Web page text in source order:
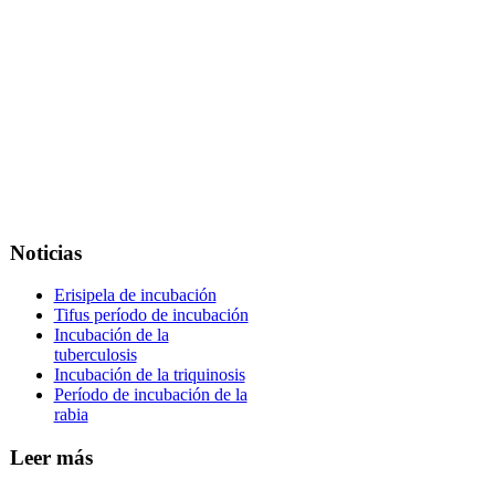
Noticias
Erisipela de incubación
Tifus período de incubación
Incubación de la
tuberculosis
Incubación de la triquinosis
Período de incubación de la
rabia
Leer más